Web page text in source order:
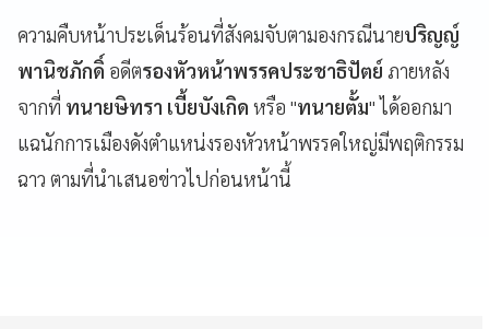
ความคืบหน้าประเด็นร้อนที่สังคมจับตามองกรณีนายปริญญ์
พานิชภักดิ์ อดีตรองหัวหน้าพรรคประชาธิปัตย์ ภายหลัง
จากที่ ทนายษิทรา เบี้ยบังเกิด หรือ "ทนายตั้ม" ได้ออกมา
แฉนักการเมืองดังตำแหน่งรองหัวหน้าพรรคใหญ่มีพฤติกรรม
ฉาว ตามที่นำเสนอข่าวไปก่อนหน้านี้